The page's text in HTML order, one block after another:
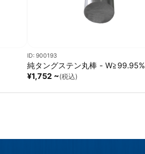
ID: 900193
純タングステン丸棒 - W≧99.95%
¥1,752 ~(税込)